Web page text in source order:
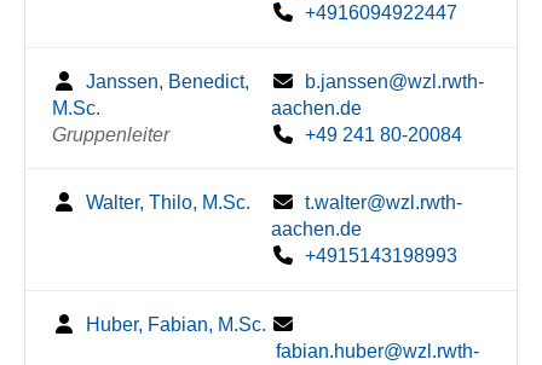
+4916094922447
Janssen, Benedict,
M.Sc.
Gruppenleiter
b.janssen@wzl.rwth-
aachen.de
+49 241 80-20084
Walter, Thilo, M.Sc.
t.walter@wzl.rwth-
aachen.de
+4915143198993
Huber, Fabian, M.Sc.
fabian.huber@wzl.rwth-